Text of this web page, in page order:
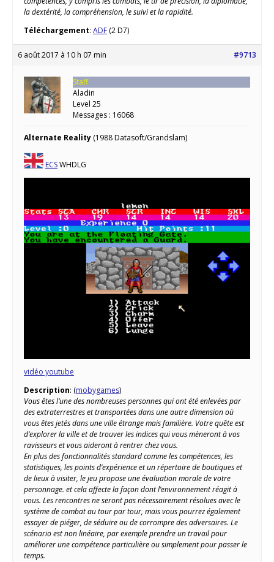
la dextérité, la compréhension, le suivi et la rapidité.
Téléchargement: ADF (2 D7)
6 août 2017 à 10 h 07 min #9713
Staff
Aladin
Level 25
Messages : 16068
Alternate Reality (1988 Datasoft/Grandslam)
ECSWHDLG
vidéo youtube
Description: (mobygames)
Vous êtes l’une des nombreuses personnes qui ont été enlevées par
des extraterrestres et transportées dans une autre dimension où
vous êtes jetés dans une ville étrange mais familière. Votre quête est
d’explorer la ville et de trouver les indices qui vous mèneront à vos
ravisseurs et vous aideront à rentrer chez vous.
En plus des fonctionnalités standard comme les compétences, les
statistiques, les points d’expérience et un répertoire de boutiques et
de lieux à visiter, le jeu propose une évaluation morale de votre
personnage. et cela affecte la façon dont l’environnement réagit à
vous. Les rencontres ne seront pas nécessairement résolues avec le
système de combat au tour par tour, mais vous pourrez également
essayer de piéger, de séduire ou de corrompre des adversaires. Le
scénario est non linéaire, par exemple prendre un travail pour
améliorer une compétence particulière ou simplement pour passer le
temps.